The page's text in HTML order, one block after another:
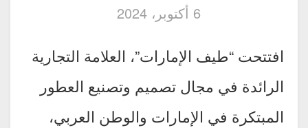
6 أكتوبر، 2024
افتتحت “طيف الإمارات”، العلامة التجارية
الرائدة في مجال تصميم وتصنيع العطور
المبتكرة في الإمارات والوطن العربي،